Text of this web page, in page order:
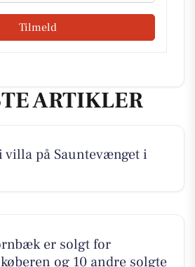
Tilmeld
ARTIKLER
villa på Sauntevænget i
er solgt for
og 10 andre solgte